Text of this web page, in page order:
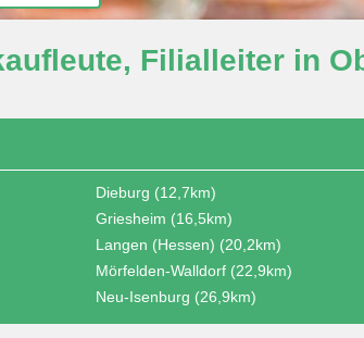
Filialleiter in
Dieburg (12,7km)
Griesheim (16,5km)
Langen (Hessen) (20,2km)
Mörfelden-Walldorf (22,9km)
Neu-Isenburg (26,9km)